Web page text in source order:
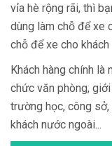
vỉa hè rộng rãi, thì
dùng làm chỗ để xe
chỗ để xe cho
Khách hàng chính là
chức văn phòng,
trường học, công
khách nước ngoài...